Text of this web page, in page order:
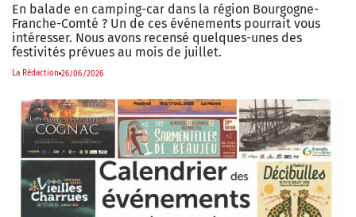
En balade en camping-car dans la région Bourgogne-
Franche-Comté ? Un de ces événements pourrait vous
intéresser. Nous avons recensé quelques-unes des
festivités prévues au mois de juillet.
La Rédaction 26/06/2026